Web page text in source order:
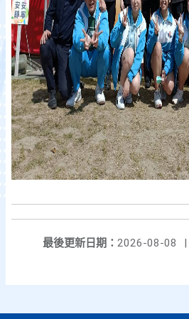
最後更新日期： 2026-08-08
|